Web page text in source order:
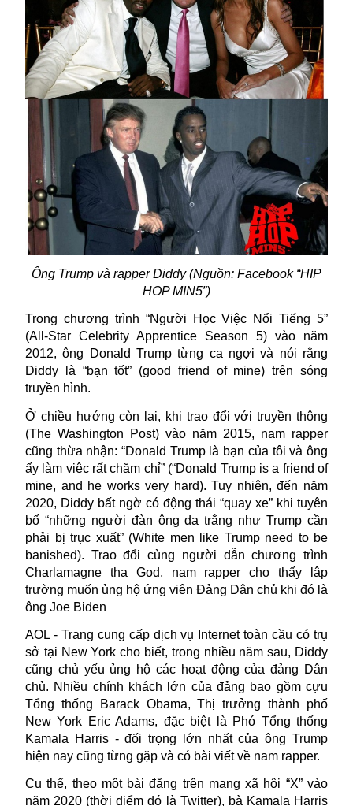
Ông Trump và rapper Diddy (Nguồn: Facebook “HIP
HOP MIN5”)
Trong chương trình “Người Học Việc Nổi Tiếng 5”
(All-Star Celebrity Apprentice Season 5) vào năm
2012, ông Donald Trump từng ca ngợi và nói rằng
Diddy là “bạn tốt” (good friend of mine) trên sóng
truyền hình.
Ở chiều hướng còn lại, khi trao đổi với truyền thông
(The Washington Post) vào năm 2015, nam rapper
cũng thừa nhận: “Donald Trump là bạn của tôi và ông
ấy làm việc rất chăm chỉ” (“Donald Trump is a friend of
mine, and he works very hard). Tuy nhiên, đến năm
2020, Diddy bất ngờ có động thái “quay xe” khi tuyên
bố “những người đàn ông da trắng như Trump cần
phải bị trục xuất” (White men like Trump need to be
banished). Trao đổi cùng người dẫn chương trình
Charlamagne tha God, nam rapper cho thấy lập
trường muốn ủng hộ ứng viên Đảng Dân chủ khi đó là
ông Joe Biden
AOL - Trang cung cấp dịch vụ Internet toàn cầu có trụ
sở tại New York cho biết, trong nhiều năm sau, Diddy
cũng chủ yếu ủng hộ các hoạt động của đảng Dân
chủ. Nhiều chính khách lớn của đảng bao gồm cựu
Tổng thống Barack Obama, Thị trưởng thành phố
New York Eric Adams, đặc biệt là Phó Tổng thống
Kamala Harris - đối trọng lớn nhất của ông Trump
hiện nay cũng từng gặp và có bài viết về nam rapper.
Cụ thể, theo một bài đăng trên mạng xã hội “X” vào
năm 2020 (thời điểm đó là Twitter), bà Kamala Harris